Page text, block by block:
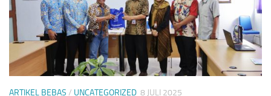
ARTIKEL BEBAS / UNCATEGORIZED 8 JULI 2025